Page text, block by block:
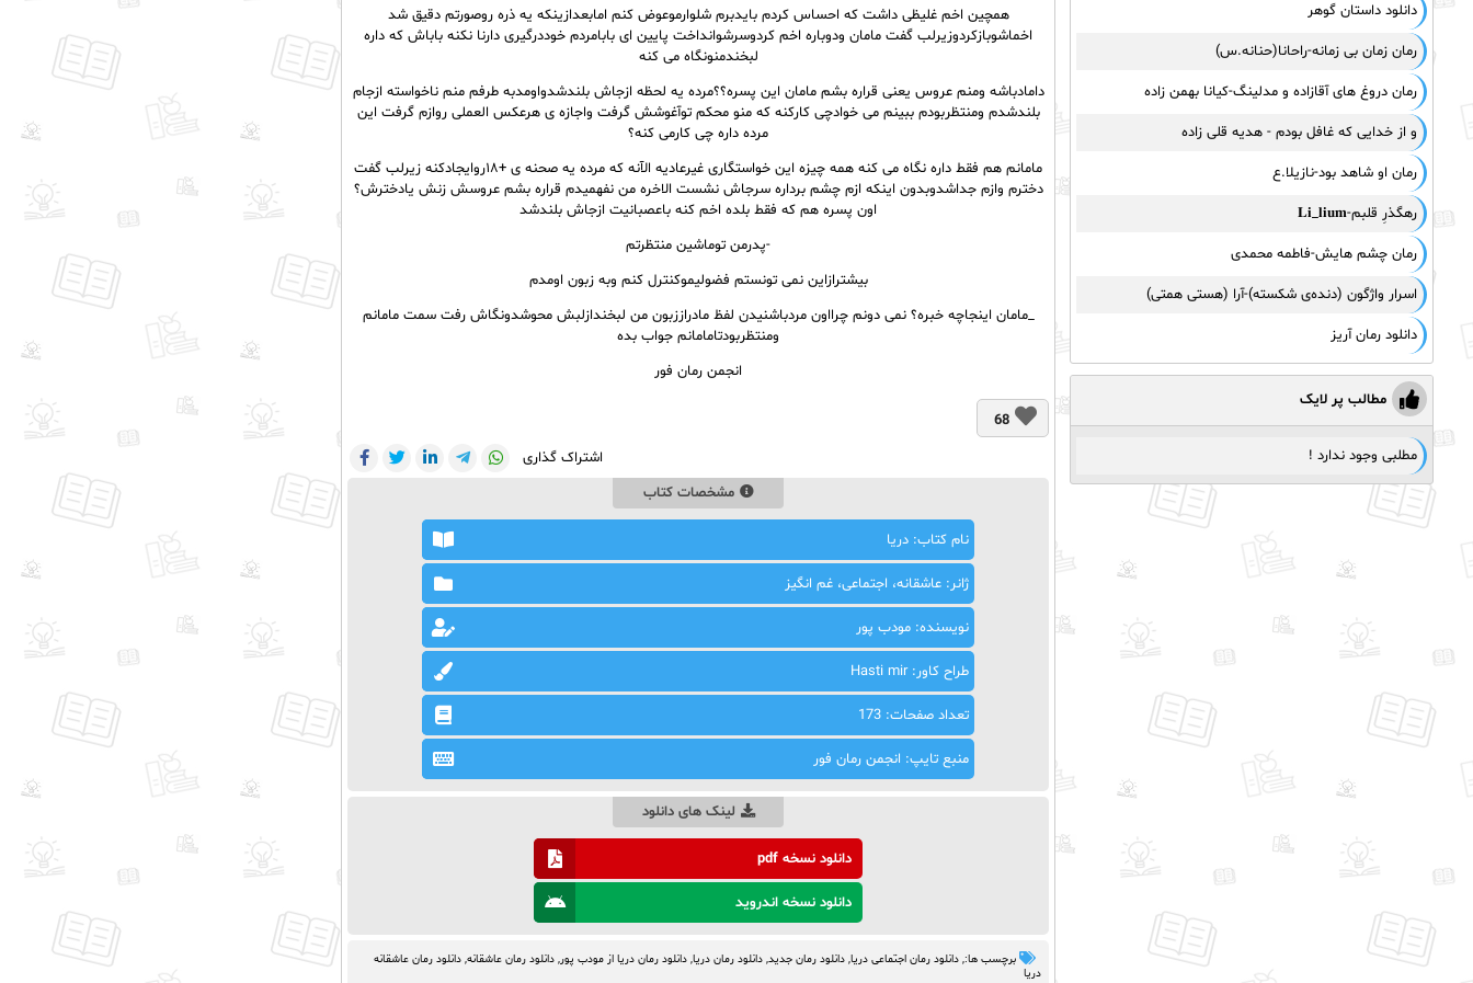
همچین اخم غلیظی داشت که احساس کردم بایدبرم شلوارموعوض کنم امابعدازینکه یه ذره روصورتم دقیق شد
اخماشوبازکردوزیرلب گفت مامان ودوباره اخم کردوسرشوانداخت پایین ای بابامردم خوددرگیری دارنا نکنه باباش که داره
لبخندمنونگاه می کنه
دامادباشه ومنم عروس یعنی قراره بشم مامان این پسره؟؟مرده یه لحظه ازجاش بلندشدواومدبه طرفم منم ناخواسته ازجام
بلندشدم ومنتظربودم ببینم می خوادچی کارکنه که منو محکم توآغوشش گرفت واجازه ی هرعکس العملی روازم گرفت این
مرده داره چی کارمی کنه؟
مامانم هم فقط داره نگاه می کنه همه چیزه این خواستگاری غیرعادیه الآنه که مرده یه صحنه ی +۱۸روایجادکنه زیرلب گفت
دخترم وازم جداشدوبدون اینکه ازم چشم برداره سرجاش نشست الاخره من نفهمیدم قراره بشم عروسش زنش یادخترش؟
اون پسره هم که فقط بلده اخم کنه باعصبانیت ازجاش بلندشد
-پدرمن توماشین منتظرتم
بیشترازاین نمی تونستم فضولیموکنترل کنم وبه زبون اومدم
_مامان اینجاچه خبره؟ نمی دونم چرااون مردباشنیدن لفظ مادراززبون من لبخندازلبش محوشدونگاش رفت سمت مامانم
ومنتظربودتامامانم جواب بده
انجمن رمان فور
68
اشتراک گذاری
مشخصات کتاب
نام کتاب: دریا
ژانر: عاشقانه، اجتماعی، غم انگیز
نویسنده: مودب پور
طراح کاور: Hasti mir
تعداد صفحات: 173
منبع تایپ: انجمن رمان فور
لینک های دانلود
دانلود نسخه pdf
دانلود نسخه اندروید
برچسب ها:, دانلود رمان اجتماعی دریا, دانلود رمان جدید, دانلود رمان دریا, دانلود رمان دریا از مودب پور, دانلود رمان عاشقانه, دانلود رمان عاشقانه
دریا
دانلود داستان گوهر
رمان زمان بی زمانه-راحانا(حنانه.س)
رمان دروغ های آقازاده و مدلینگ-کیانا بهمن زاده
و از خدایی که غافل بودم - هدیه قلی زاده
رمان او شاهد بود-نازیلا.ع
رهگذرِ قلبم-𝐋𝐢_𝐥𝐢𝐮𝐦
رمان چشم هایش-فاطمه محمدی
اسرار واژگون (دنده‌ی شکسته)-آرا (هستی همتی)
دانلود رمان آریز
مطالب پر لایک
مطلبی وجود ندارد !